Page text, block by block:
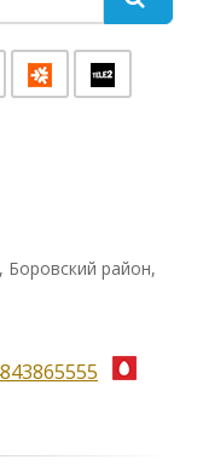
Боровский район,